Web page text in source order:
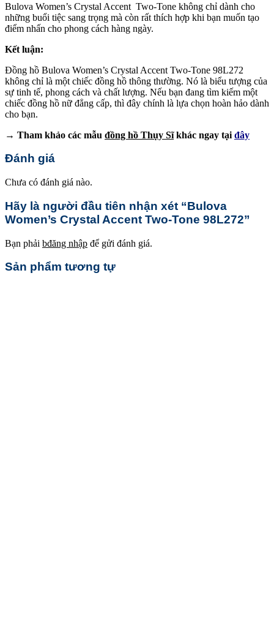
Bulova Women’s Crystal Accent Two-Tone không chỉ dành cho
những buổi tiệc sang trọng mà còn rất thích hợp khi bạn muốn tạo
điểm nhấn cho phong cách hàng ngày.
Kết luận:
Đồng hồ Bulova Women’s Crystal Accent Two-Tone 98L272
không chỉ là một chiếc đồng hồ thông thường. Nó là biểu tượng của
sự tinh tế, phong cách và chất lượng. Nếu bạn đang tìm kiếm một
chiếc đồng hồ nữ đẳng cấp, thì đây chính là lựa chọn hoàn hảo dành
cho bạn.
→ Tham khảo các mẫu đồng hồ Thụy Sĩkhác ngay tại đây
Đánh giá
Chưa có đánh giá nào.
Hãy là người đầu tiên nhận xét “Bulova
Women’s Crystal Accent Two-Tone 98L272”
Bạn phải bđăng nhập để gửi đánh giá.
Sản phẩm tương tự